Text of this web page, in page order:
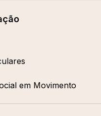
em Movimento